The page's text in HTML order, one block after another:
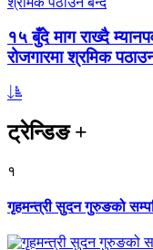
१५ बुँदे माग राख्दै
रोजगारमा श्रमिक
ट्रेन्डिङ+
१
गृहमन्त्री सुदन गुरुङको